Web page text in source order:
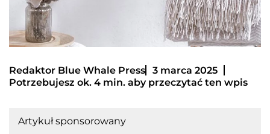
Redaktor Blue Whale Press
3 marca 2025
Potrzebujesz ok. 4 min. aby przeczytać ten wpis
Artykuł sponsorowany